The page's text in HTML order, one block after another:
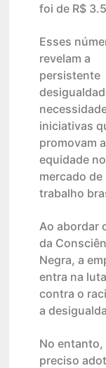
foi de R$
Esses
revelam a
persistente
iniciativas
promovam a
equidade no
mercado de
trabalho
Ao abordar
da
Negra, a
entra na luta
contra o
a
No entanto,
preciso